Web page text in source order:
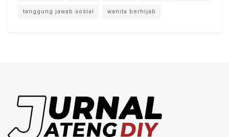
tanggung jawab sosial wanita berhijab